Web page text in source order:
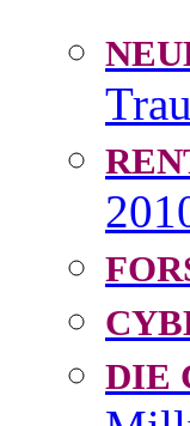
DIE